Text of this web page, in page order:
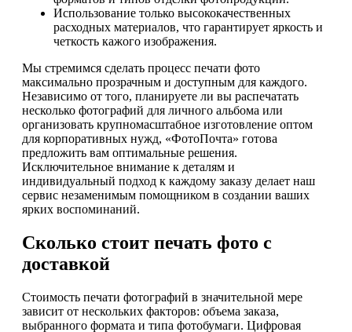
Использование только высококачественных
расходных материалов, что гарантирует яркость и
четкость кажого изображения.
Мы стремимся сделать процесс печати фото
максимально прозрачным и доступным для каждого.
Независимо от того, планируете ли вы распечатать
несколько фотографий для личного альбома или
организовать крупномасштабное изготовление оптом
для корпоративных нужд, «ФотоПочта» готова
предложить вам оптимальные решения.
Исключительное внимание к деталям и
индивидуальный подход к каждому заказу делает наш
сервис незаменимым помощником в создании ваших
ярких воспоминаний.
Сколько стоит печать фото с
доставкой
Стоимость печати фотографий в значительной мере
зависит от нескольких факторов: объема заказа,
выбранного формата и типа фотобумаги. Цифровая